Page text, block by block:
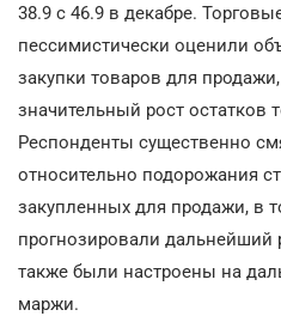
38.9 с 46.9 в декабре.
пессимистически оценили
закупки товаров для
значительный рост остатков
Респонденты существенно
относительно подорожания
закупленных для продажи, в
прогнозировали дальнейший
также были настроены на
маржи.